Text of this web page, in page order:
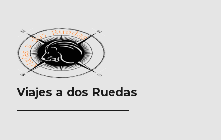
Viajes a dos Ruedas
___________________